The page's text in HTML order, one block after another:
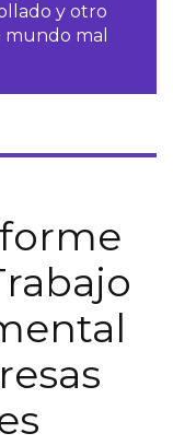
y otro
mundo mal